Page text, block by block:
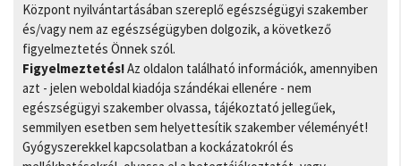
Központ nyilvántartásában szereplő egészségügyi szakember
és/vagy nem az egészségügyben dolgozik, a következő
figyelmeztetés Önnek szól.
Figyelmeztetés!Az oldalon található információk, amennyiben
azt - jelen weboldal kiadója szándékai ellenére - nem
egészségügyi szakember olvassa, tájékoztató jellegűek,
semmilyen esetben sem helyettesítik szakember véleményét!
Gyógyszerekkel kapcsolatban a kockázatokról és